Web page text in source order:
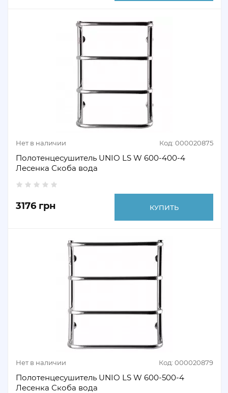
Нет в наличии Код: 000020875
Полотенцесушитель UNIO LS W 600-400-4
Лесенка Скоба вода
3176 грн КУПИТЬ
Нет в наличии Код: 000020879
Полотенцесушитель UNIO LS W 600-500-4
Лесенка Скоба вода